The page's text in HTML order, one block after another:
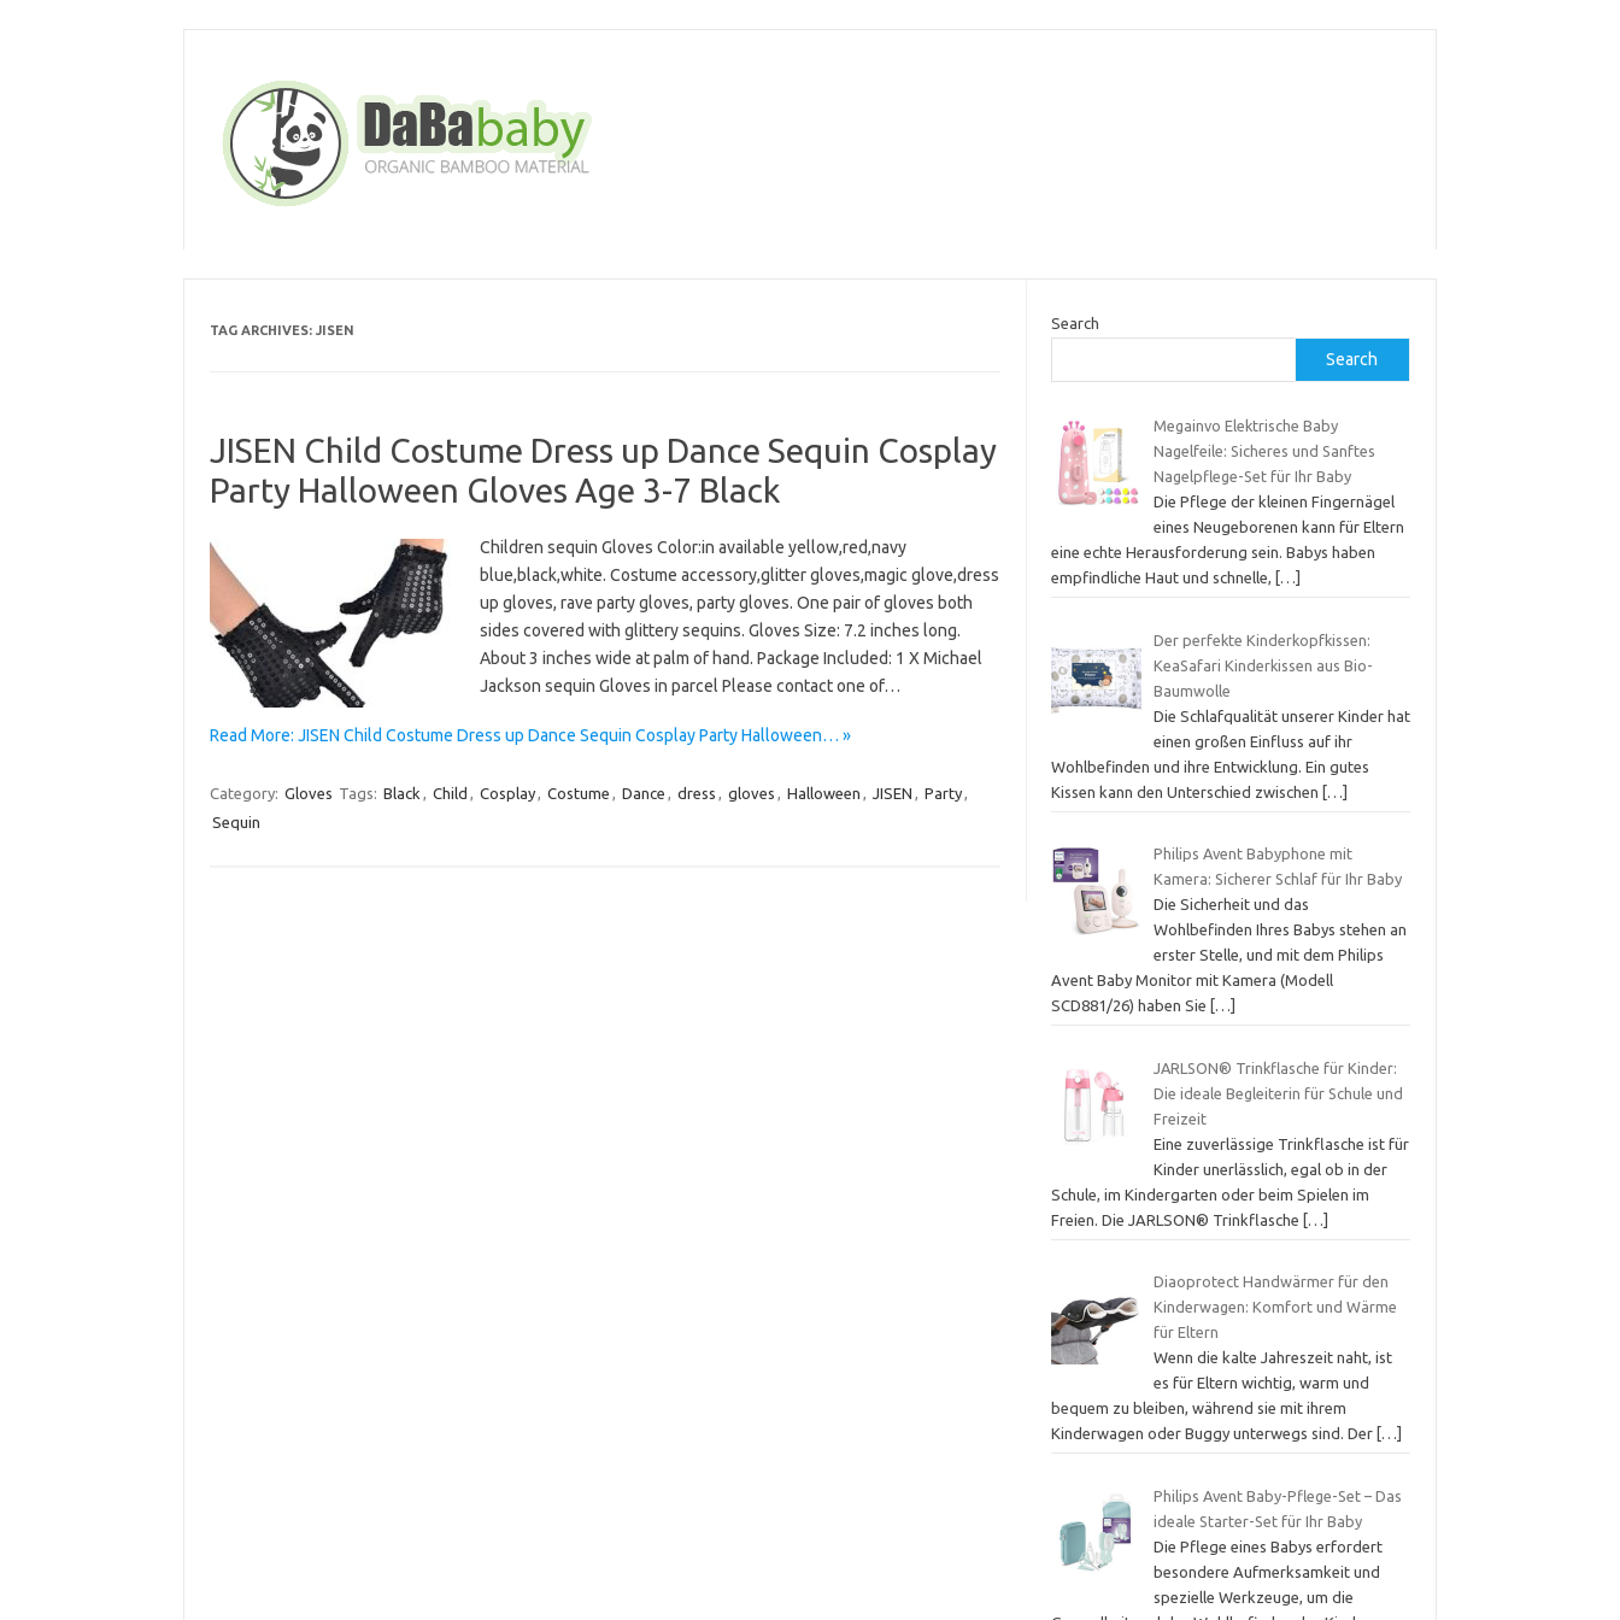
TAG ARCHIVES: JISEN
JISEN Child Costume Dress up Dance Sequin Cosplay
Party Halloween Gloves Age 3-7 Black
Children sequin Gloves Color:in available yellow,red,navy
blue,black,white. Costume accessory,glitter gloves,magic glove,dress
up gloves, rave party gloves, party gloves. One pair of gloves both
sides covered with glittery sequins. Gloves Size: 7.2 inches long.
About 3 inches wide at palm of hand. Package Included: 1 X Michael
Jackson sequin Gloves in parcel Please contact one of…
Read More: JISEN Child Costume Dress up Dance Sequin Cosplay Party Halloween… »
Category: Gloves Tags: Black , Child , Cosplay, Costume , Dance , dress , gloves , Halloween , JISEN , Party,
Sequin
Search
Search
Megainvo Elektrische Baby
Nagelfeile: Sicheres und Sanftes
Nagelpflege-Set für Ihr Baby
Die Pflege der kleinen Fingernägel
eines Neugeborenen kann für Eltern
eine echte Herausforderung sein. Babys haben
empfindliche Haut und schnelle,
[…]
Der perfekte Kinderkopfkissen:
KeaSafari Kinderkissen aus Bio-
Baumwolle
Die Schlafqualität unserer Kinder hat
einen großen Einfluss auf ihr
Wohlbefinden und ihre Entwicklung. Ein gutes
Kissen kann den Unterschied zwischen […]
Philips Avent Babyphone mit
Kamera: Sicherer Schlaf für Ihr Baby
Die Sicherheit und das
Wohlbefinden Ihres Babys stehen an
erster Stelle, und mit dem Philips
Avent Baby Monitor mit Kamera (Modell
SCD881/26) haben Sie
[…]
JARLSON® Trinkflasche für Kinder:
Die ideale Begleiterin für Schule und
Freizeit
Eine zuverlässige Trinkflasche ist für
Kinder unerlässlich, egal ob in der
Schule, im Kindergarten oder beim Spielen im
Freien. Die JARLSON® Trinkflasche […]
Diaoprotect Handwärmer für den
Kinderwagen: Komfort und Wärme
für Eltern
Wenn die kalte Jahreszeit naht, ist
es für Eltern wichtig, warm und
bequem zu bleiben, während sie mit ihrem
Kinderwagen oder Buggy unterwegs sind. Der […]
Philips Avent Baby-Pflege-Set – Das
ideale Starter-Set für Ihr Baby
Die Pflege eines Babys erfordert
besondere Aufmerksamkeit und
spezielle Werkzeuge, um die